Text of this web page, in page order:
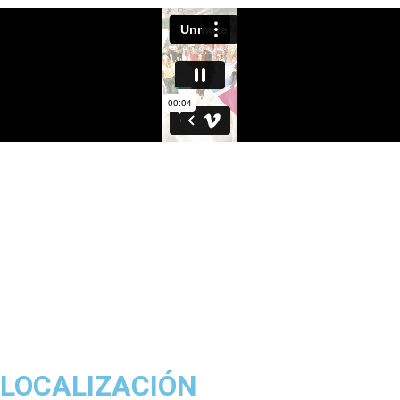
LOCALIZACIÓN